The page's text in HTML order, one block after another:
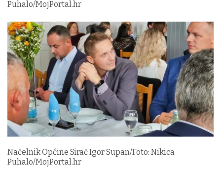
Puhalo/MojPortal.hr
Načelnik Općine Sirač Igor Supan/Foto: Nikica
Puhalo/MojPortal.hr